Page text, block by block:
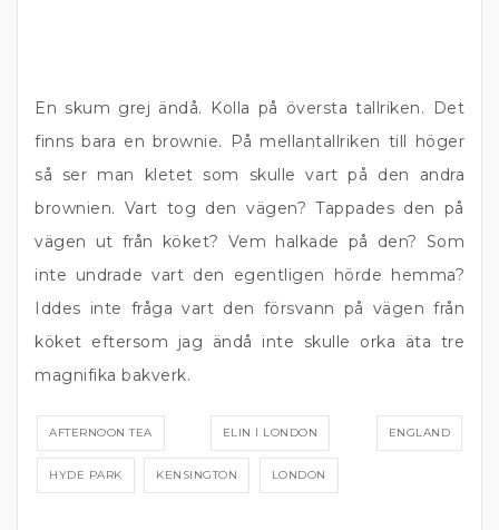
En skum grej ändå. Kolla på översta tallriken. Det
finns bara en brownie. På mellantallriken till höger
så ser man kletet som skulle vart på den andra
brownien. Vart tog den vägen? Tappades den på
vägen ut från köket? Vem halkade på den? Som
inte undrade vart den egentligen hörde hemma?
Iddes inte fråga vart den försvann på vägen från
köket eftersom jag ändå inte skulle orka äta tre
magnifika bakverk.
AFTERNOON TEA ELIN I LONDON ENGLAND
HYDE PARK KENSINGTON LONDON